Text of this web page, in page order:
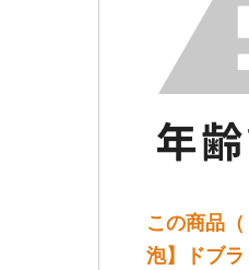
この商品
泡】ドブ